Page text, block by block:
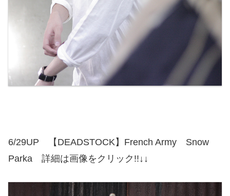
6/29UP 【DEADSTOCK】French Army Snow
Parka 詳細は画像をクリック!!↓↓